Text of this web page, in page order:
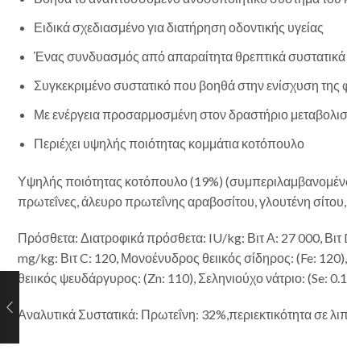
Ειδικά σχεδιασμένο για διατήρηση οδοντικής υγείας
Ένας συνδυασμός από απαραίτητα θρεπτικά
Συγκεκριμένο συστατικό που βοηθά στην ενίσχυση της
Με ενέργεια προσαρμοσμένη στον δραστήριο
Περιέχει υψηλής ποιότητας κομμάτια κοτόπουλο
Υψηλής ποιότητας κοτόπουλο (19%)
πρωτεΐνες, άλευρο πρωτεΐνης αραβοσίτου, γλουτένη
Πρόσθετα: Διατροφικά πρόσθετα: IU/kg: Βιτ Α: 27 000, Βιτ
mg/kg: Βιτ C: 120, Μονοένυδρος θειικός σίδηρος: (Fe:
θειικός ψευδάργυρος: (Zn: 110), Σεληνιούχο νάτριο: (Se:
Αναλυτικά Συστατικά: Πρωτεΐνη: 32%,περιεκτικότητα σε